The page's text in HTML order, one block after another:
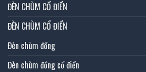
ĐÈN CHÙM CỔ ĐIỂN
ĐÈN CHÙM CỔ ĐIỂN
Đèn chùm đồng
Đèn chùm đồng cổ điển